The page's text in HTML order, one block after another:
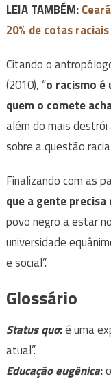
LEIA TAMBÉM:
20% de cotas
Citando o
(2010), “o racismo é
quem o comete
além do mais destrói
sobre a questão
Finalizando com as
que a gente precisa
povo negro a estar
universidade
e social”.
Glossário
Status quo:é uma
atual”.
Educação eugênica: